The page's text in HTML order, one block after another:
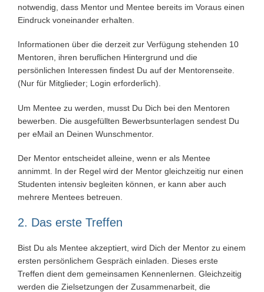
notwendig, dass Mentor und Mentee bereits im Voraus einen
Eindruck voneinander erhalten.
Informationen über die derzeit zur Verfügung stehenden 10
Mentoren, ihren beruflichen Hintergrund und die
persönlichen Interessen findest Du auf der Mentorenseite.
(Nur für Mitglieder; Login erforderlich).
Um Mentee zu werden, musst Du Dich bei den Mentoren
bewerben. Die ausgefüllten Bewerbsunterlagen sendest Du
per eMail an Deinen Wunschmentor.
Der Mentor entscheidet alleine, wenn er als Mentee
annimmt. In der Regel wird der Mentor gleichzeitig nur einen
Studenten intensiv begleiten können, er kann aber auch
mehrere Mentees betreuen.
2. Das erste Treffen
Bist Du als Mentee akzeptiert, wird Dich der Mentor zu einem
ersten persönlichem Gespräch einladen. Dieses erste
Treffen dient dem gemeinsamen Kennenlernen. Gleichzeitig
werden die Zielsetzungen der Zusammenarbeit, die